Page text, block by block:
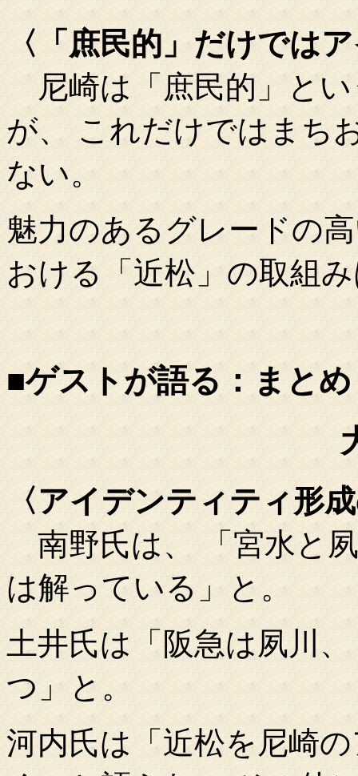
〈「庶民的」だけでは
尼崎は「庶民的」とい
が、 これだけではまち
ない。
魅力のあるグレードの
おける「近松」の取組
■ゲストが語る：まとめ
〈アイデンティティ形
南野氏は、 「宮水と
は解っている」と。
土井氏は「阪急は夙川
つ」と。
河内氏は「近松を尼崎